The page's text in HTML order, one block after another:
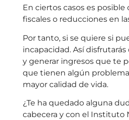
En ciertos casos es
fiscales o reducciones en
Por tanto, si se quiere si
incapacidad. Así
y generar ingresos que te
que tienen algún
mayor calidad de vida.
¿Te ha quedado alguna
cabecera y con el Instituto